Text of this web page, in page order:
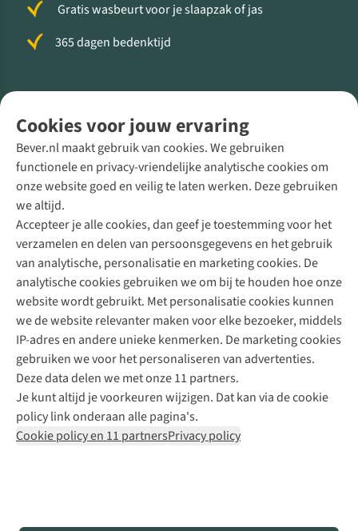
Cookies voor jouw ervaring
Bever.nl maakt gebruik van cookies. We gebruiken
functionele en privacy-vriendelijke analytische cookies om
onze website goed en veilig te laten werken. Deze gebruiken
we altijd.
Accepteer je alle cookies, dan geef je toestemming voor het
verzamelen en delen van persoonsgegevens en het gebruik
van analytische, personalisatie en marketing cookies. De
analytische cookies gebruiken we om bij te houden hoe onze
website wordt gebruikt. Met personalisatie cookies kunnen
we de website relevanter maken voor elke bezoeker, middels
IP-adres en andere unieke kenmerken. De marketing cookies
gebruiken we voor het personaliseren van advertenties.
Deze data delen we met onze 11 partners.
Je kunt altijd je voorkeuren wijzigen. Dat kan via de cookie
policy link onderaan alle pagina's.
Cookie policy en 11 partnersPrivacy policy
Gratis wasbeurt voor je slaapzak of jas
365 dagen bedenktijd
Direct advies van een Buitenexpert
+31 (0)85 888 50 88
+31 6 12 28 49 80
Contactformulier